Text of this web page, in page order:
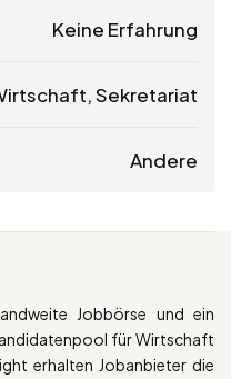
Keine Erfahrung
Sekretariat
Andere
Jobbörse und ein
für Wirtschaft
erhalten Jobanbieter die